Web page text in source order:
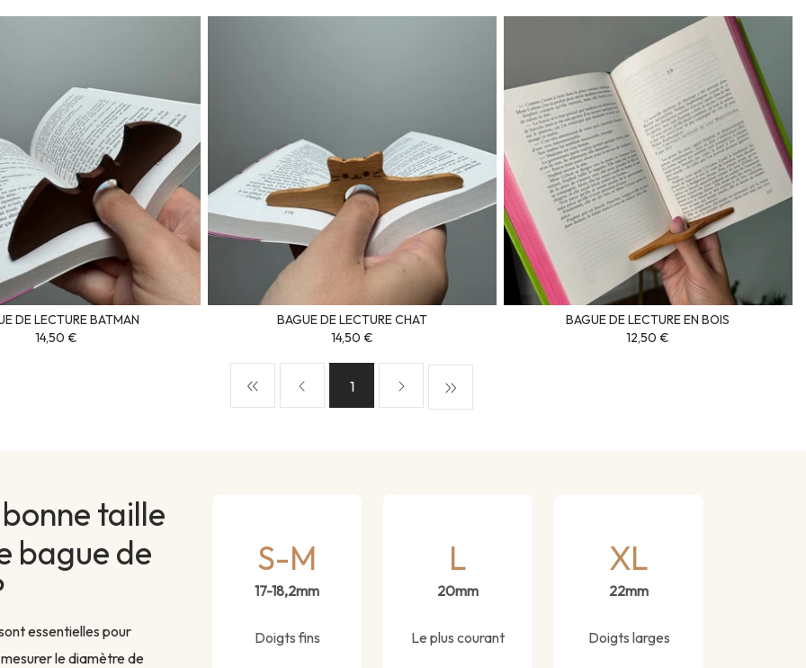
DE LECTURE BATMAN
14,50 €
BAGUE DE LECTURE CHAT
14,50 €
BAGUE DE LECTURE EN BOIS
12,50 €
1
taille
bague de
essentielles pour
le diamètre de
S-M
17-18,2mm
Doigts fins
L
20mm
Le plus courant
XL
22mm
Doigts larges